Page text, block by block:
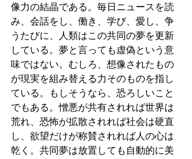
像力の結晶である。毎日ニュースを読
み、会話をし、働き、学び、愛し、争
うたびに、人類はこの共同の夢を更新
している。夢と言っても虚偽という意
味ではない。むしろ、想像されたもの
が現実を組み替える力そのものを指し
ている。もしそうなら、恐ろしいこと
でもある。憎悪が共有されれば世界は
荒れ、恐怖が拡散されれば社会は硬直
し、欲望だけが称賛されれば人の心は
乾く。共同夢は放置しても自動的に美